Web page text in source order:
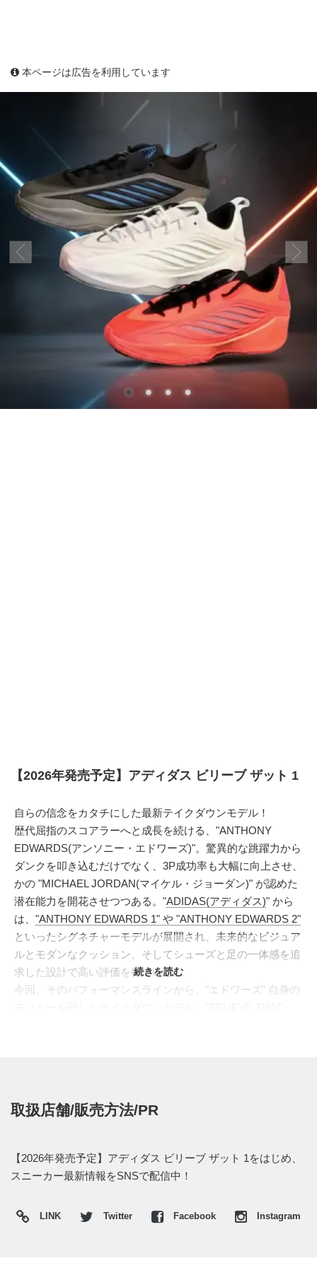
本ページは広告を利用しています
【2026年発売予定】アディダス ビリーブ ザット 1
自らの信念をカタチにした最新テイクダウンモデル！
歴代屈指のスコアラーへと成長を続ける、"ANTHONY
EDWARDS(アンソニー・エドワーズ)"。驚異的な跳躍力から
ダンクを叩き込むだけでなく、3P成功率も大幅に向上させ、
かの "MICHAEL JORDAN(マイケル・ジョーダン)" が認めた
潜在能力を開花させつつある。"ADIDAS(アディダス)" から
は、 "ANTHONY EDWARDS 1" や "ANTHONY EDWARDS 2"
といったシグネチャーモデルが展開され、未来的なビジュア
ルとモダンなクッション、そしてシューズと足の一体感を追
求した設計で高い評価を得ている。
今回、そのパフォーマンスラインから、"エドワーズ" 自身の
格を "100ドル" に抑えながらも、日常的なワークアウトやプ
メインのシグネチャーモデルと並行してテイクダウンモデル
が展開されるプレーヤーは、リーグでもごく一握りのエリー
ーズ" が真のエリートの領域へと足を踏み入れた証であり、
続きを読む
取扱店舗/販売方法/PR
【2026年発売予定】アディダス ビリーブ ザット 1をはじめ、
スニーカー最新情報をSNSで配信中！
LINK Twitter Facebook Instagram